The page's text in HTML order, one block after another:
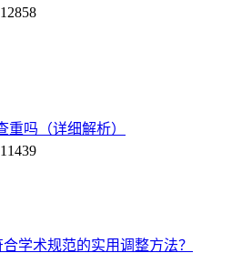
重吗（详细解析）
学术规范的实用调整方法？